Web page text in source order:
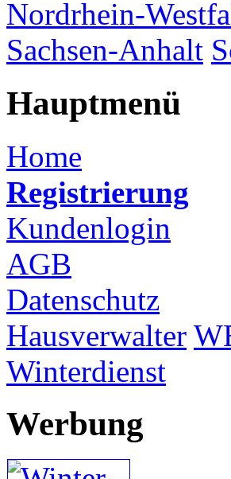
Nordrhein-
Sachsen-Anhalt
Hauptmenü
Home
Registrierung
Kundenlogin
AGB
Datenschutz
Hausverwalter
Winterdienst
Werbung